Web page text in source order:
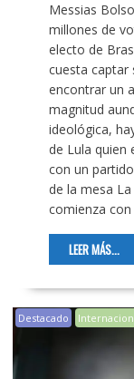
Messias
millones de
electo de
cuesta captar
encontrar un
magnitud
ideológica,
de Lula quien
con un
de la mesa
comienza
LEER MÁS...
Destacado